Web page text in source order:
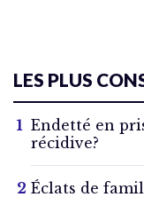
LES PLUS
Endetté en
récidive?
Éclats de